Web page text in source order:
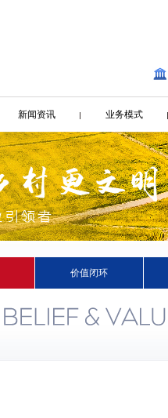
新闻资讯 业务模式
价值闭环